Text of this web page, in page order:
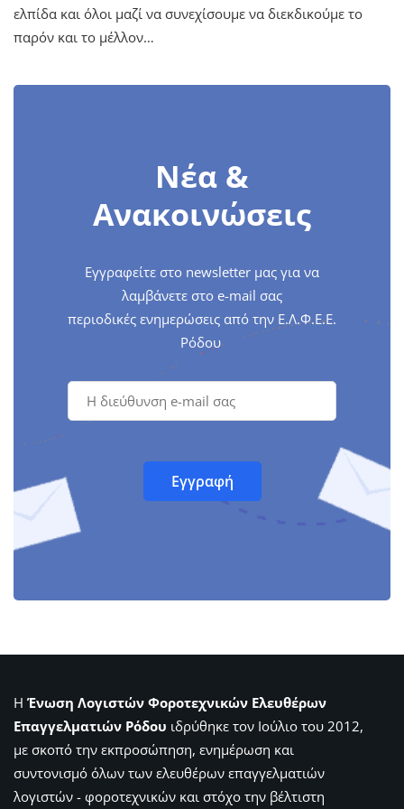
ελπίδα και όλοι μαζί να συνεχίσουμε να διεκδικούμε το
παρόν και το μέλλον…
Νέα &
Ανακοινώσεις
Εγγραφείτε στο newsletter μας για να
λαμβάνετε στο e-mail σας
περιοδικές ενημερώσεις από την Ε.Λ.Φ.Ε.Ε.
Ρόδου
Η Ένωση Λογιστών Φοροτεχνικών Ελευθέρων
Επαγγελματιών Ρόδου ιδρύθηκε τον Ιούλιο του 2012,
με σκοπό την εκπροσώπηση, ενημέρωση και
συντονισμό όλων των ελευθέρων επαγγελματιών
λογιστών - φοροτεχνικών και στόχο την βέλτιστη